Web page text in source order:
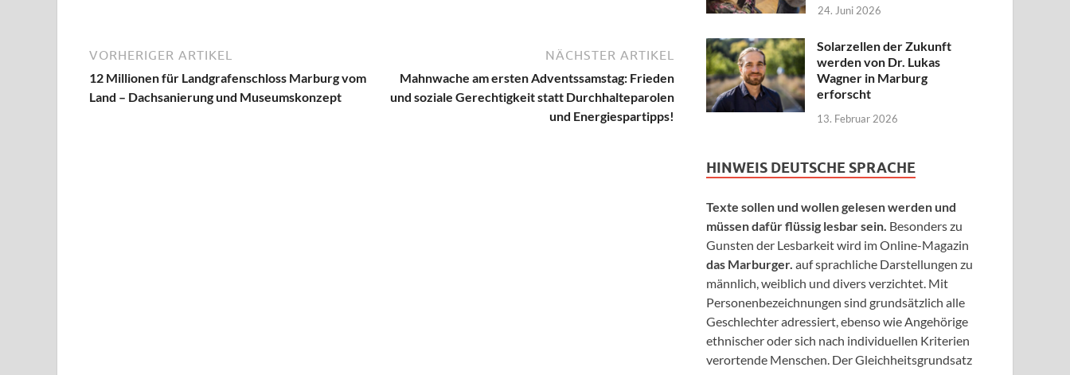
VORHERIGER ARTIKEL
12 Millionen für Landgrafenschloss Marburg vom
Land – Dachsanierung und Museumskonzept
NÄCHSTER ARTIKEL
Mahnwache am ersten Adventssamstag: Frieden
und soziale Gerechtigkeit statt Durchhalteparolen
und Energiespartipps!
24. Juni 2026
Solarzellen der Zukunft
werden von Dr. Lukas
Wagner in Marburg
erforscht
13. Februar 2026
HINWEIS DEUTSCHE SPRACHE
Texte sollen und wollen gelesen werden und
müssen dafür flüssig lesbar sein. Besonders zu
Gunsten der Lesbarkeit wird im Online-Magazin
das Marburger. auf sprachliche Darstellungen zu
männlich, weiblich und divers verzichtet. Mit
Personenbezeichnungen sind grundsätzlich alle
Geschlechter adressiert, ebenso wie Angehörige
ethnischer oder sich nach individuellen Kriterien
verortende Menschen. Der Gleichheitsgrundsatz